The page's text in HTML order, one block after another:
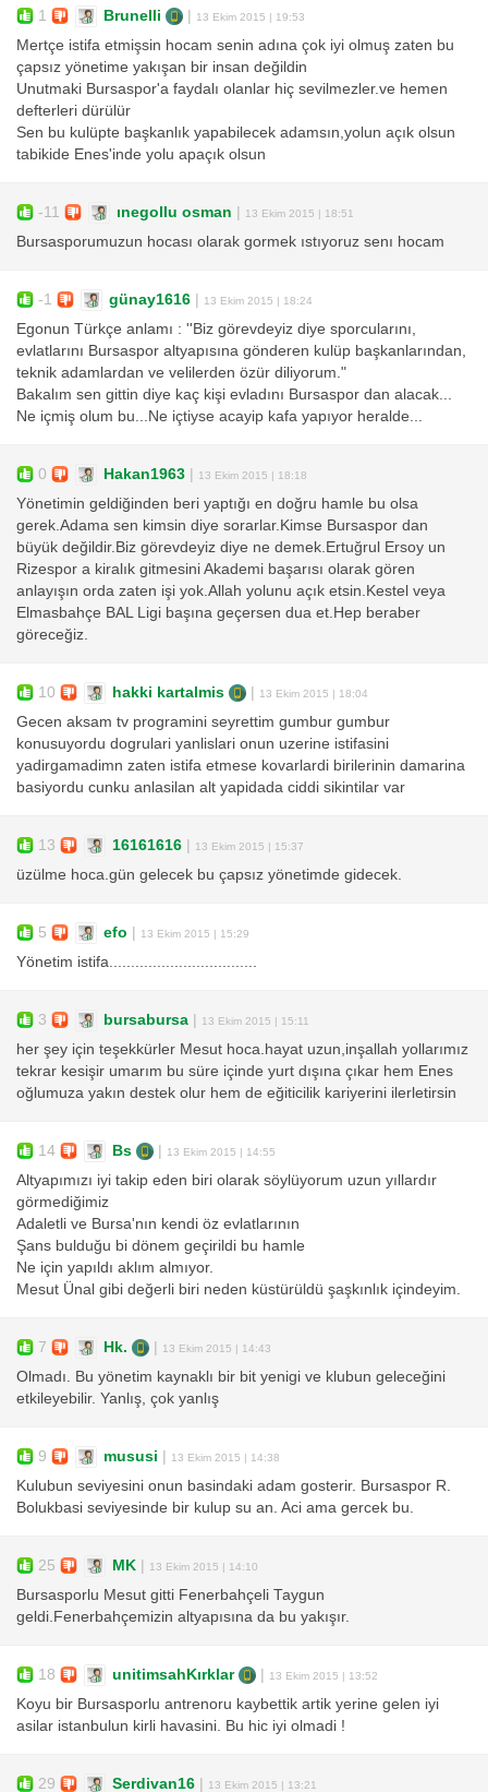
1 Brunelli 13 Ekim 2015 | 19:53
Mertçe istifa etmişsin hocam senin adına çok iyi olmuş zaten bu
çapsız yönetime yakışan bir insan değildin
Unutmaki Bursaspor'a faydalı olanlar hiç sevilmezler.ve hemen
defterleri dürülür
Sen bu kulüpte başkanlık yapabilecek adamsın,yolun açık olsun
tabikide Enes'inde yolu apaçık olsun
-11 ınegollu osman 13 Ekim 2015 | 18:51
Bursasporumuzun hocası olarak gormek ıstıyoruz senı hocam
-1 günay1616 13 Ekim 2015 | 18:24
Egonun Türkçe anlamı : ''Biz görevdeyiz diye sporcularını,
evlatlarını Bursaspor altyapısına gönderen kulüp başkanlarından,
teknik adamlardan ve velilerden özür diliyorum."
Bakalım sen gittin diye kaç kişi evladını Bursaspor dan alacak...
Ne içmiş olum bu...Ne içtiyse acayip kafa yapıyor heralde...
0 Hakan1963 13 Ekim 2015 | 18:18
Yönetimin geldiğinden beri yaptığı en doğru hamle bu olsa
gerek.Adama sen kimsin diye sorarlar.Kimse Bursaspor dan
büyük değildir.Biz görevdeyiz diye ne demek.Ertuğrul Ersoy un
Rizespor a kiralık gitmesini Akademi başarısı olarak gören
anlayışın orda zaten işi yok.Allah yolunu açık etsin.Kestel veya
Elmasbahçe BAL Ligi başına geçersen dua et.Hep beraber
göreceğiz.
10 hakki kartalmis 13 Ekim 2015 | 18:04
Gecen aksam tv programini seyrettim gumbur gumbur
konusuyordu dogrulari yanlislari onun uzerine istifasini
yadirgamadimn zaten istifa etmese kovarlardi birilerinin damarina
basiyordu cunku anlasilan alt yapidada ciddi sikintilar var
13 16161616 13 Ekim 2015 | 15:37
üzülme hoca.gün gelecek bu çapsız yönetimde gidecek.
5 efo 13 Ekim 2015 | 15:29
Yönetim istifa..................................
3 bursabursa 13 Ekim 2015 | 15:11
her şey için teşekkürler Mesut hoca.hayat uzun,inşallah yollarımız
tekrar kesişir umarım bu süre içinde yurt dışına çıkar hem Enes
oğlumuza yakın destek olur hem de eğiticilik kariyerini ilerletirsin
14 Bs 13 Ekim 2015 | 14:55
Altyapımızı iyi takip eden biri olarak söylüyorum uzun yıllardır
görmediğimiz
Adaletli ve Bursa'nın kendi öz evlatlarının
Şans bulduğu bi dönem geçirildi bu hamle
Ne için yapıldı aklım almıyor.
Mesut Ünal gibi değerli biri neden küstürüldü şaşkınlık içindeyim.
7 Hk. 13 Ekim 2015 | 14:43
Olmadı. Bu yönetim kaynaklı bir bit yenigi ve klubun geleceğini
etkileyebilir. Yanlış, çok yanlış
9 mususi 13 Ekim 2015 | 14:38
Kulubun seviyesini onun basindaki adam gosterir. Bursaspor R.
Bolukbasi seviyesinde bir kulup su an. Aci ama gercek bu.
25 MK 13 Ekim 2015 | 14:10
Bursasporlu Mesut gitti Fenerbahçeli Taygun
geldi.Fenerbahçemizin altyapısına da bu yakışır.
18 unitimsahKırklar 13 Ekim 2015 | 13:52
Koyu bir Bursasporlu antrenoru kaybettik artik yerine gelen iyi
asilar istanbulun kirli havasini. Bu hic iyi olmadi !
29 Serdivan16 13 Ekim 2015 | 13:21